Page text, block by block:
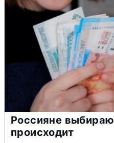
Россияне
происходит